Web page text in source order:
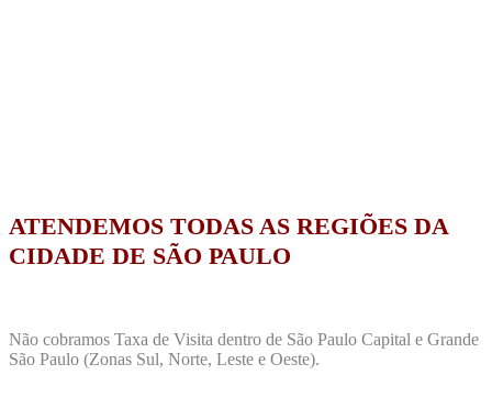
ATENDEMOS TODAS AS REGIÕES DA
CIDADE DE SÃO PAULO
Não cobramos Taxa de Visita dentro de São Paulo Capital e Grande
São Paulo (Zonas Sul, Norte, Leste e Oeste).